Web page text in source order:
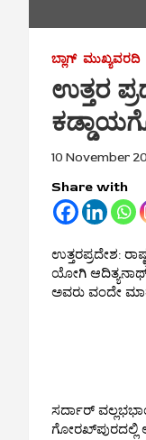
ಬ್ಲಾಗ್ ಮುಖ್ಯವರದಿ
ಉತ್ತರ
10 November
Share with
ಉತ್ತರಪ್ರದೇಶ:
ಯೋಗಿ ಆದಿತ್ಯನಾಥ್
ಅವರು ವಂದೇ
ಸರ್ದಾರ್